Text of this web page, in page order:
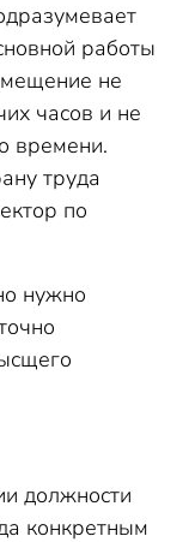
работы
не
часов и не
времени.
труда
по
нужно
должности
конкретным